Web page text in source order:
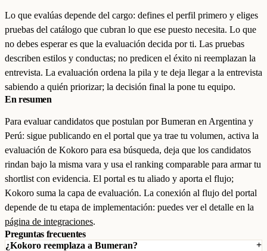
Lo que evalúas depende del cargo: defines el perfil primero y eliges
pruebas del catálogo que cubran lo que ese puesto necesita. Lo que
no debes esperar es que la evaluación decida por ti. Las pruebas
describen estilos y conductas; no predicen el éxito ni reemplazan la
entrevista. La evaluación ordena la pila y te deja llegar a la entrevista
sabiendo a quién priorizar; la decisión final la pone tu equipo.
En resumen
Para evaluar candidatos que postulan por Bumeran en Argentina y
Perú: sigue publicando en el portal que ya trae tu volumen, activa la
evaluación de Kokoro para esa búsqueda, deja que los candidatos
rindan bajo la misma vara y usa el ranking comparable para armar tu
shortlist con evidencia. El portal es tu aliado y aporta el flujo;
Kokoro suma la capa de evaluación. La conexión al flujo del portal
depende de tu etapa de implementación: puedes ver el detalle en la
página de integraciones.
Preguntas frecuentes
¿Kokoro reemplaza a Bumeran?